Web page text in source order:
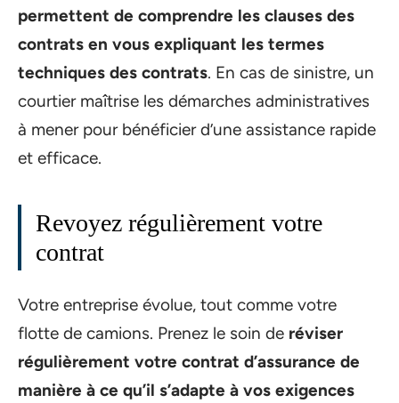
permettent de comprendre les clauses des
contrats en vous expliquant les termes
techniques des contrats. En cas de sinistre, un
courtier maîtrise les démarches administratives
à mener pour bénéficier d’une assistance rapide
et efficace.
Revoyez régulièrement votre
contrat
Votre entreprise évolue, tout comme votre
flotte de camions. Prenez le soin de réviser
régulièrement votre contrat d’assurance de
manière à ce qu’il s’adapte à vos exigences